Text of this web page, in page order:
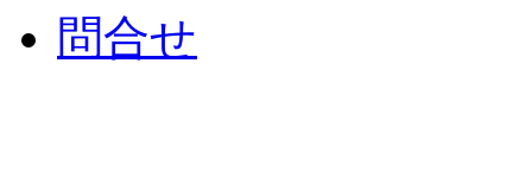
問合せ